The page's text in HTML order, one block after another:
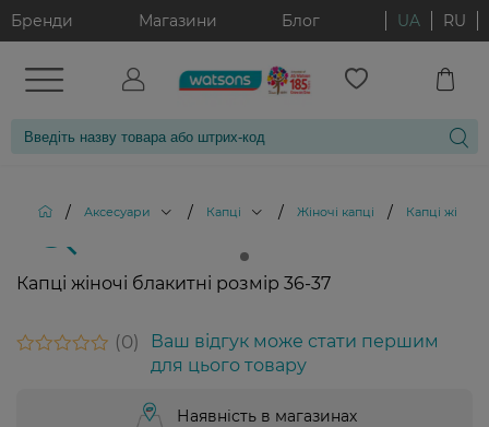
Бренди Магазини Блог UA RU
/ Аксесуари / Капці / Жіночі капці / Капці
Капці жіночі блакитні розмір 36-37
0
Ваш відгук може стати першим
для цього товару
Наявність в магазинах